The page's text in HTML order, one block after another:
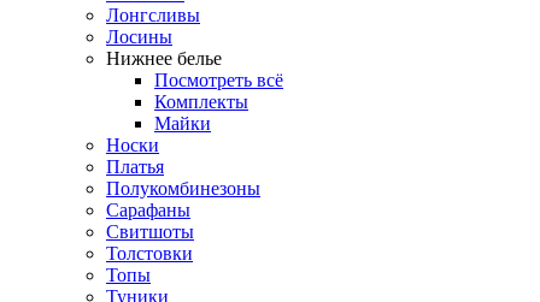
Лонгсливы
Лосины
Нижнее белье
Посмотреть всё
Комплекты
Майки
Носки
Платья
Полукомбинезоны
Сарафаны
Свитшоты
Толстовки
Топы
Туники